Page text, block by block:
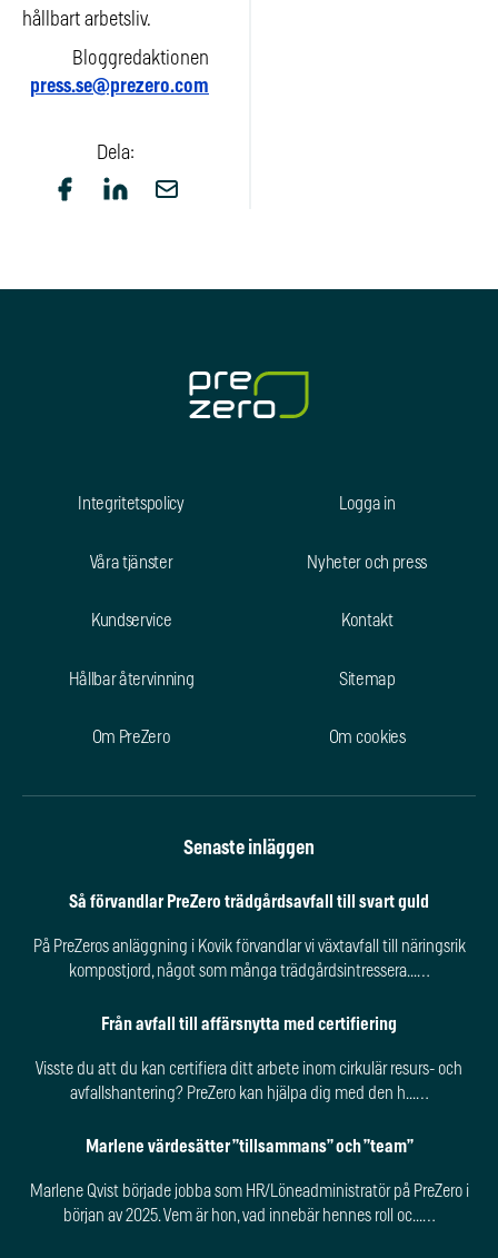
hållbart arbetsliv.
Bloggredaktionen
press.se@prezero.com
Dela:
Integritetspolicy
Våra tjänster
Kundservice
Hållbar återvinning
Om PreZero
Logga in
Nyheter och press
Kontakt
Sitemap
Om cookies
Senaste inläggen
Så förvandlar PreZero trädgårdsavfall till svart guld
På PreZeros anläggning i Kovik förvandlar vi växtavfall till näringsrik
kompostjord, något som många trädgårdsintressera...…
Från avfall till affärsnytta med certifiering
Visste du att du kan certifiera ditt arbete inom cirkulär resurs- och
avfallshantering? PreZero kan hjälpa dig med den h...…
Marlene värdesätter ”tillsammans” och ”team”
Marlene Qvist började jobba som HR/Löneadministratör på PreZero i
början av 2025. Vem är hon, vad innebär hennes roll oc...…